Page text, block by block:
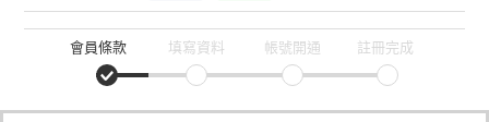
會員條款 填寫資料 帳號開通 註冊完成